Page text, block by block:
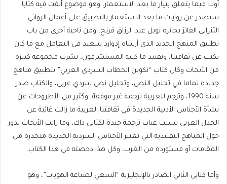
أولا: فيما يتعلق بتيار ما بعد الاستعمار، وهو موضوع ألفت فيه كتابا
سيصدر عن روايات ما بعد الاستعمار بالتطبيق على أعمال الروائي
التنزاني الفائز بجائزة نوبل عبد الرزاق قرنح، ومن ناحية أخرى من باب
تطبيق المنهج الجديد الذي أرساه إدوارد سعيد في التعامل مع ما كان
يكتب عن ثقافتنا، وتفنيد ما كتبه المستشرقون، نشرت مجموعة كبيرة
من الأبحاث وكان كتاب “تكوين الخطاب السردي العربي” بتطبيق مناهج
جديدة تماما في تحليل النص، وتحليل نص سردي عربي، والكتاب صدر
سنة 1990، وترجم للعربية ترجمة غير موفقة، وكثير من الأطروحات عن
نشأة الأجناس الأدبية الجديدة في ثقافتنا العربية ما زالت غائبة عن
الجدل العربي بسبب غياب ترجمة جيدة لكتابي ذاك، وما زالت الأبحاث تدور
حول المناهج التقليدية التي تعتبر الأجناس السردية الجديدة منحدرة من
المقامات أو مستوردة من الغرب، وكل هذا دحضته في هذا الكتاب.
وأما كتابي الثاني الصادر بالإنجليزية “السعي لصياغة الهويات”، وهو